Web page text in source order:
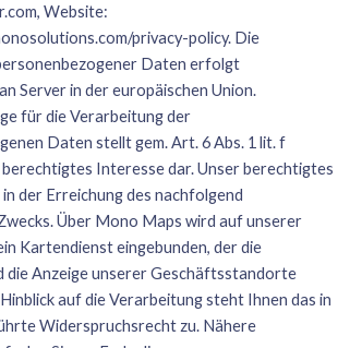
, Website:
privacy-policy. Die
Daten erfolgt
Server in der europäischen Union.
für die Verarbeitung der
Daten stellt gem. Art. 6 Abs. 1 lit. f
Interesse dar. Unser berechtigtes
der Erreichung des nachfolgend
Über Mono Maps wird auf unserer
Kartendienst eingebunden, der die
die Anzeige unserer Geschäftsstandorte
auf die Verarbeitung steht Ihnen das in
Widerspruchsrecht zu. Nähere